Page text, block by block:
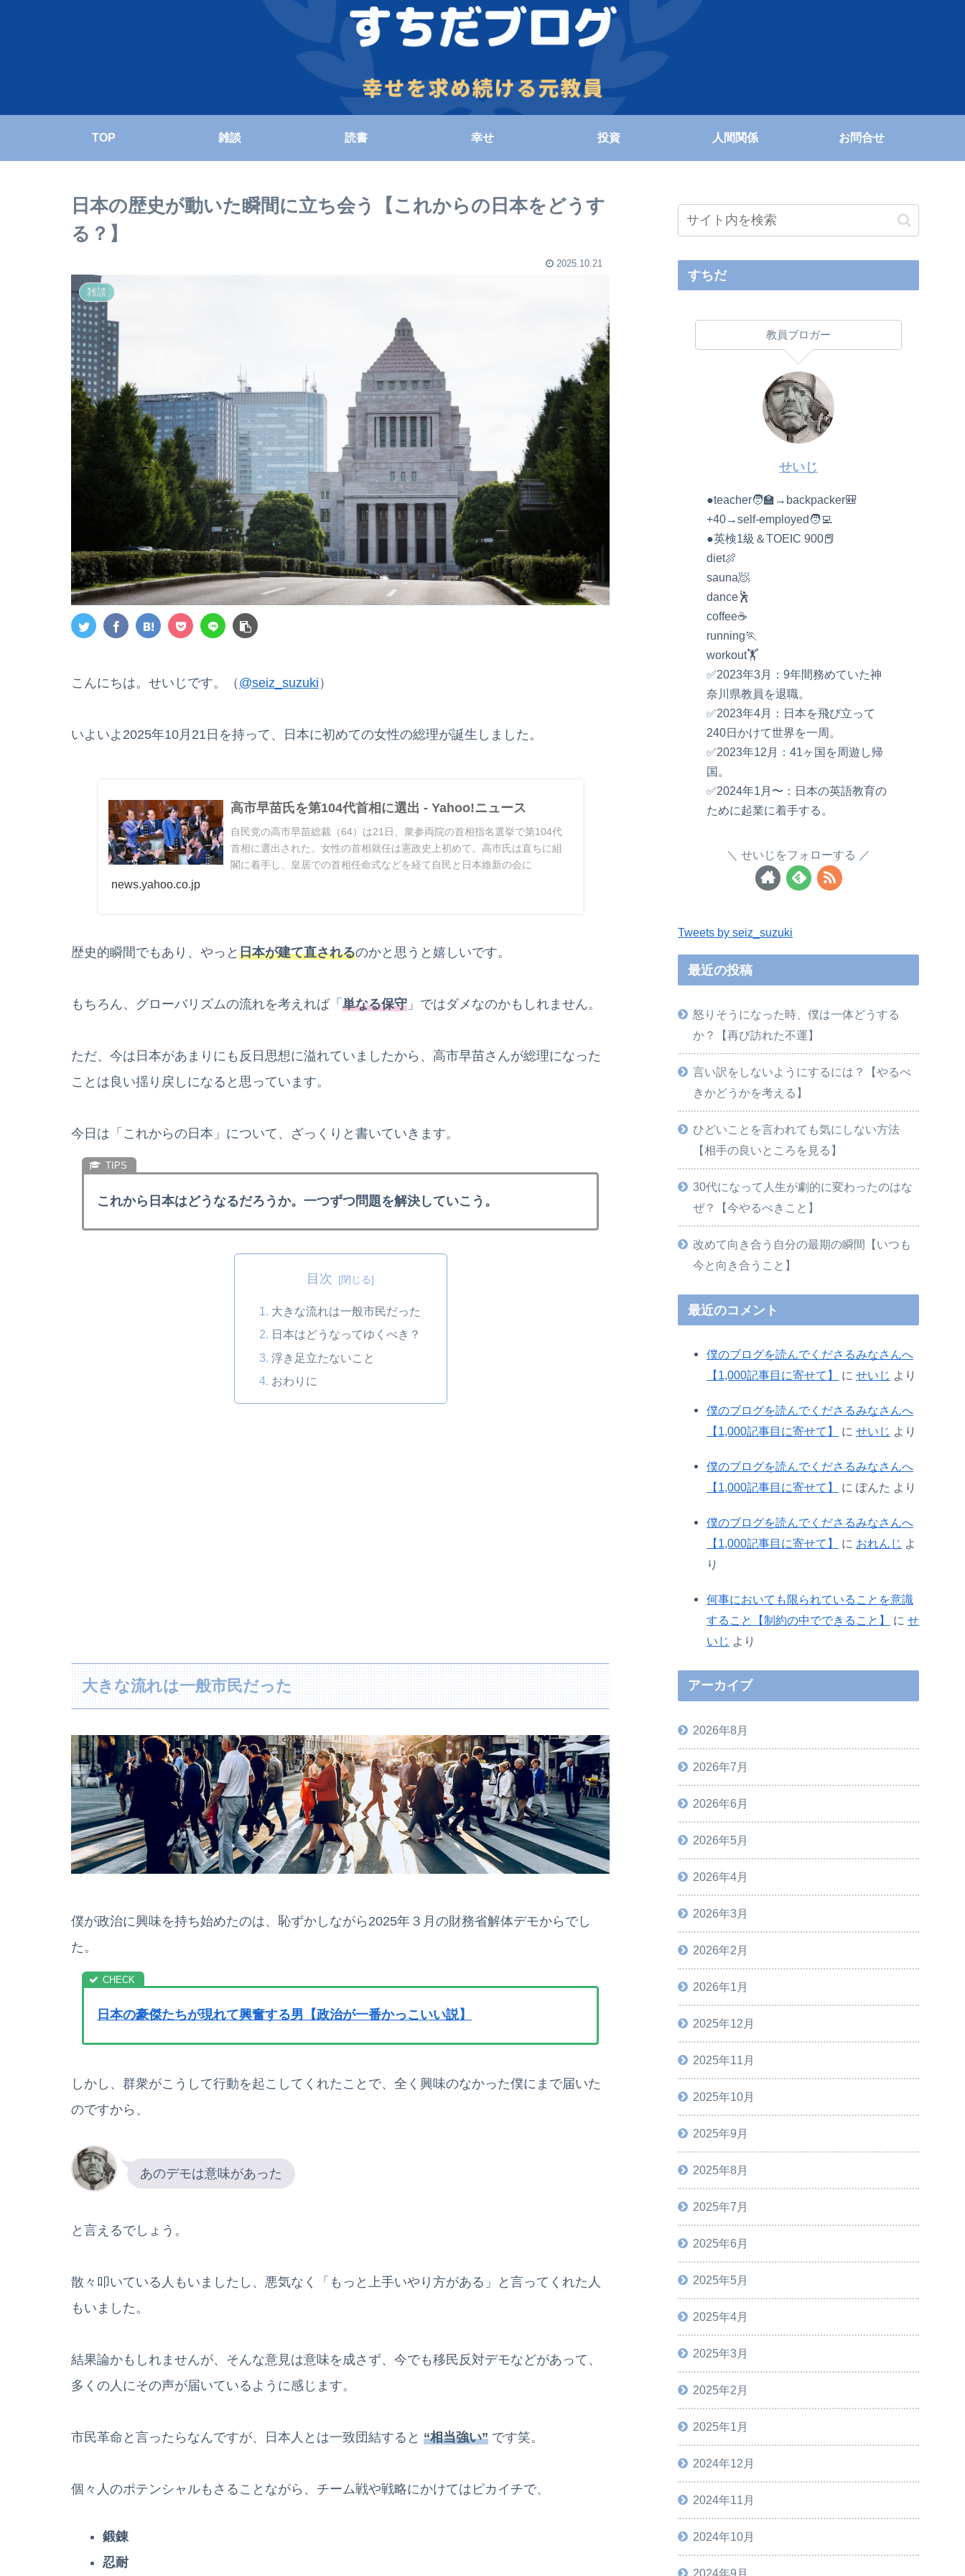
TOP 雑談 読書 幸せ 投資 人間関係 お問合せ
日本の歴史が動いた瞬間に立ち会う【これからの日本をどうす
る？】
2025.10.21
雑談
こんにちは。せいじです。（ @seiz_suzuki ）
いよいよ2025年10月21日を持って、日本に初めての女性の総理が誕生しました。
高市早苗氏を第104代首相に選出 - Yahoo!ニュース
自民党の高市早苗総裁（64）は21日、衆参両院の首相指名選挙で第104代
首相に選出された。女性の首相就任は憲政史上初めて。高市氏は直ちに組
閣に着手し、皇居での首相任命式などを経て自民と日本維新の会に
news.yahoo.co.jp
歴史的瞬間でもあり、やっと 日本が建て直されるのかと思うと嬉しいです。
もちろん、グローバリズムの流れを考えれば「 単なる保守 」ではダメなのかもしれません。
ただ、今は日本があまりにも反日思想に溢れていましたから、高市早苗さんが総理になった
ことは良い揺り戻しになると思っています。
今日は「これからの日本」について、ざっくりと書いていきます。
これから日本はどうなるだろうか。一つずつ問題を解決していこう。
目次
大きな流れは一般市民だった
日本はどうなってゆくべき？
浮き足立たないこと
おわりに
大きな流れは一般市民だった
僕が政治に興味を持ち始めたのは、恥ずかしながら2025年３月の財務省解体デモからでし
た。
日本の豪傑たちが現れて興奮する男【政治が一番かっこいい説】
しかし、群衆がこうして行動を起こしてくれたことで、全く興味のなかった僕にまで届いた
のですから、
あのデモは意味があった
と言えるでしょう。
散々叩いている人もいましたし、悪気なく「もっと上手いやり方がある」と言ってくれた人
もいました。
結果論かもしれませんが、そんな意見は意味を成さず、今でも移民反対デモなどがあって、
多くの人にその声が届いているように感じます。
市民革命と言ったらなんですが、日本人とは一致団結すると “相当強い” です笑。
個々人のポテンシャルもさることながら、チーム戦や戦略にかけてはピカイチで、
鍛錬
忍耐
すちだ
教員ブロガー
せいじ
●teacher🧑‍🏫→backpacker🎒
+40→self-employed🧑‍💻
●英検1級＆TOEIC 900📕
diet🍖
sauna🧖
dance🕺
coffee☕️
running🏃
workout🏋️
✅2023年3月：9年間務めていた神
奈川県教員を退職。
✅2023年4月：日本を飛び立って
240日かけて世界を一周。
✅2023年12月：41ヶ国を周遊し帰
国。
✅2024年1月〜：日本の英語教育の
ために起業に着手する。
せいじをフォローする
Tweets by seiz_suzuki
最近の投稿
怒りそうになった時、僕は一体どうする
か？【再び訪れた不運】
言い訳をしないようにするには？【やるべ
きかどうかを考える】
ひどいことを言われても気にしない方法
【相手の良いところを見る】
30代になって人生が劇的に変わったのはな
ぜ？【今やるべきこと】
改めて向き合う自分の最期の瞬間【いつも
今と向き合うこと】
最近のコメント
僕のブログを読んでくださるみなさんへ
【1,000記事目に寄せて】
に せいじ より
僕のブログを読んでくださるみなさんへ
【1,000記事目に寄せて】
に せいじ より
僕のブログを読んでくださるみなさんへ
【1,000記事目に寄せて】
に ぽんた より
僕のブログを読んでくださるみなさんへ
【1,000記事目に寄せて】
に おれんじ よ
り
何事においても限られていることを意識
すること【制約の中でできること】
に せ
いじ より
アーカイブ
2026年8月
2026年7月
2026年6月
2026年5月
2026年4月
2026年3月
2026年2月
2026年1月
2025年12月
2025年11月
2025年10月
2025年9月
2025年8月
2025年7月
2025年6月
2025年5月
2025年4月
2025年3月
2025年2月
2025年1月
2024年12月
2024年11月
2024年10月
2024年9月